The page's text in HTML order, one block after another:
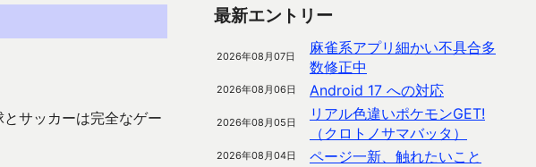
サッカーは完全なゲー
最新エントリー
2026年08月07日
麻雀系アプリ細かい不具合多
数修正中
2026年08月06日 Android 17 への対応
2026年08月05日
リアル色違いポケモンGET!
（クロトノサマバッタ）
2026年08月04日 ページ一新、触れたいこと